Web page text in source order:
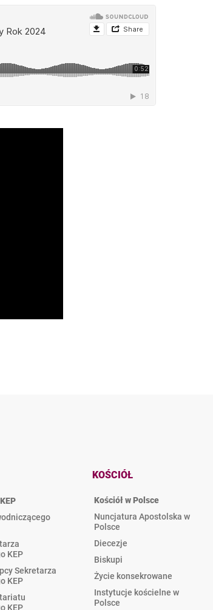
KEP
Sekretarza
KEP
KEP
KOŚCIÓŁ
Kościół w Polsce
Nuncjatura Apostolska w
Polsce
Diecezje
Biskupi
Życie konsekrowane
Instytucje kościelne w
Polsce